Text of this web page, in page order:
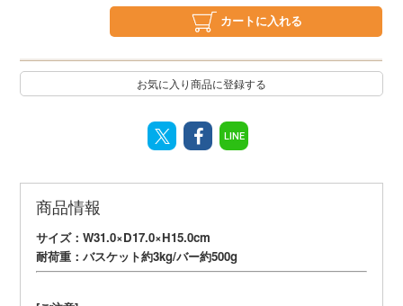
カートに入れる
お気に入り商品に登録する
LINE
商品情報
サイズ：W31.0×D17.0×H15.0cm
耐荷重：バスケット約3kg/バー約500g